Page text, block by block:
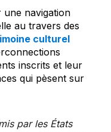
une navigation
au travers des
culturel
inscrits et leur
qui pèsent sur
par les États